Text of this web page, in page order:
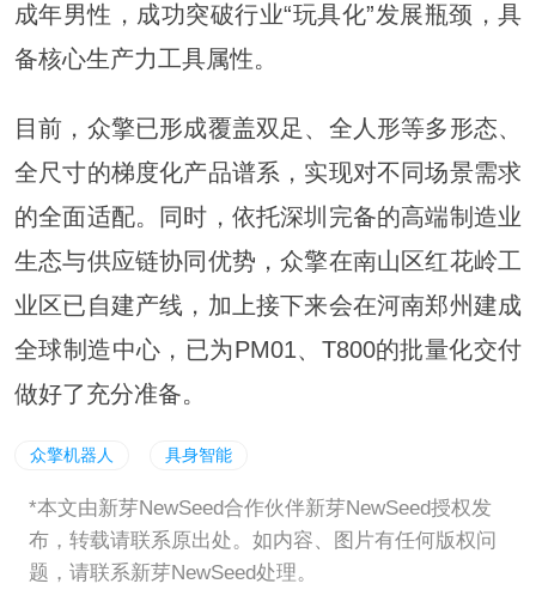
成年男性，成功突破行业“玩具化”发展瓶颈，具
备核心生产力工具属性。
目前，众擎已形成覆盖双足、全人形等多形态、
全尺寸的梯度化产品谱系，实现对不同场景需求
的全面适配。同时，依托深圳完备的高端制造业
生态与供应链协同优势，众擎在南山区红花岭工
业区已自建产线，加上接下来会在河南郑州建成
全球制造中心，已为PM01、T800的批量化交付
做好了充分准备。
众擎机器人 具身智能
*本文由新芽NewSeed合作伙伴新芽NewSeed授权发
布，转载请联系原出处。如内容、图片有任何版权问
题，请联系新芽NewSeed处理。